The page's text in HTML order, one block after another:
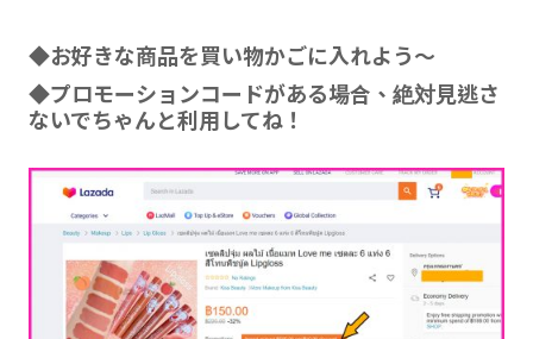
◆お好きな商品を買い物かごに入れよう～
◆プロモーションコードがある場合、絶対見逃さ
ないでちゃんと利用してね！